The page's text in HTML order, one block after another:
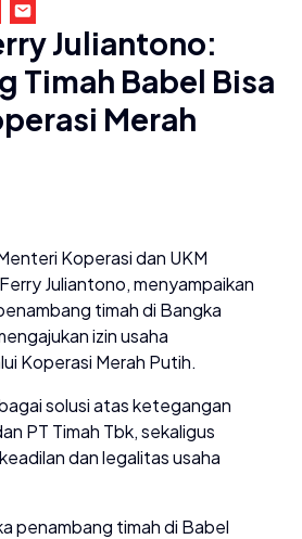
Juliantono:
Timah Babel Bisa
Merah
Koperasi dan UKM
Juliantono, menyampaikan
timah di Bangka
izin usaha
Koperasi Merah Putih.
solusi atas ketegangan
PT Timah Tbk, sekaligus
dan legalitas usaha
penambang timah di Babel